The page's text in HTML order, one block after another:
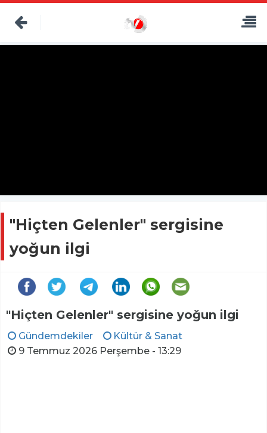
"Hiçten Gelenler" sergisine
yoğun ilgi
"Hiçten Gelenler" sergisine yoğun ilgi
Gündemdekiler
Kültür & Sanat
9 Temmuz 2026 Perşembe - 13:29